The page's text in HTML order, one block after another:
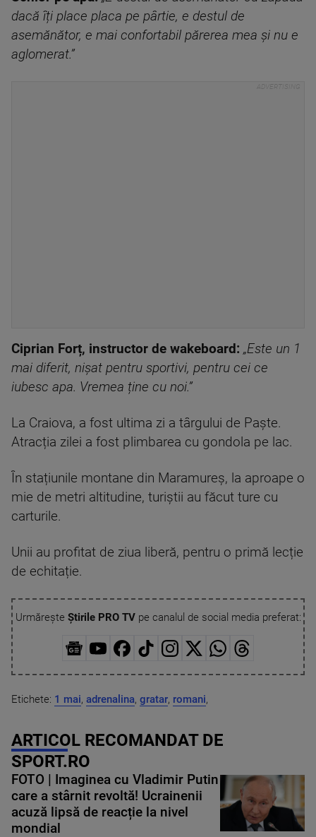
dacă îți place placa pe pârtie, e destul de
asemănător, e mai confortabil părerea mea și nu e
aglomerat.”
Ciprian Forț, instructor de wakeboard: „Este un 1
mai diferit, nișat pentru sportivi, pentru cei ce
iubesc apa. Vremea ține cu noi.”
La Craiova, a fost ultima zi a târgului de Paște.
Atracția zilei a fost plimbarea cu gondola pe lac.
În stațiunile montane din Maramureș, la aproape o
mie de metri altitudine, turiștii au făcut ture cu
carturile.
Unii au profitat de ziua liberă, pentru o primă lecție
de echitație.
Urmărește Știrile PRO TVpe canalul de social media preferat:
Etichete: 1 mai, adrenalina, gratar, romani,
ARTICOL RECOMANDAT DE
SPORT.RO
FOTO | Imaginea cu Vladimir Putin
care a stârnit revoltă! Ucrainenii
acuză lipsă de reacție la nivel
mondial